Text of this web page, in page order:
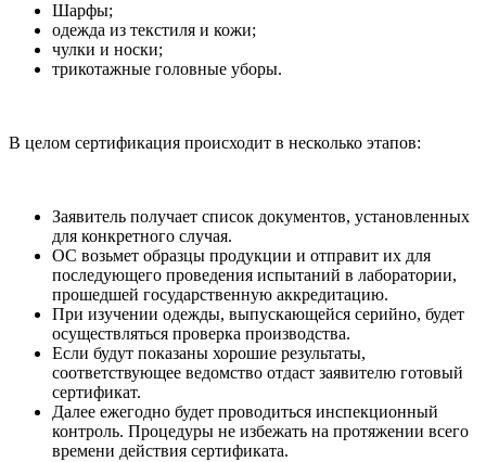
Шарфы;
одежда из текстиля и кожи;
чулки и носки;
трикотажные головные уборы.
В целом сертификация происходит в несколько этапов:
Заявитель получает список документов, установленных
для конкретного случая.
ОС возьмет образцы продукции и отправит их для
последующего проведения испытаний в лаборатории,
прошедшей государственную аккредитацию.
При изучении одежды, выпускающейся серийно, будет
осуществляться проверка производства.
Если будут показаны хорошие результаты,
соответствующее ведомство отдаст заявителю готовый
сертификат.
Далее ежегодно будет проводиться инспекционный
контроль. Процедуры не избежать на протяжении всего
времени действия сертификата.